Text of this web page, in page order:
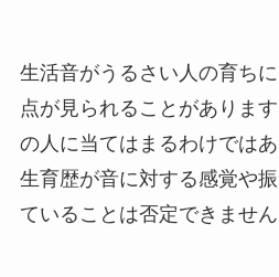
生活音がうるさい人の育ち
点が見られることがありま
の人に当てはまるわけでは
生育歴が音に対する感覚や
ていることは否定できません